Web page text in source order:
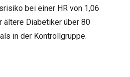
bei einer HR von 1,06
ältere Diabetiker über 80
in der Kontrollgruppe.